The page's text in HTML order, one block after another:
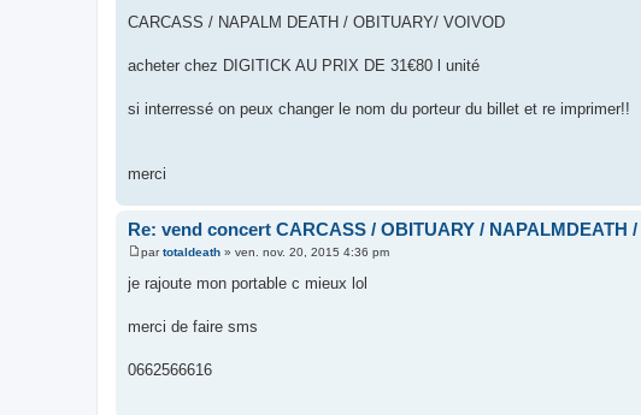
CARCASS / NAPALM DEATH / OBITUARY/ VOIVOD
acheter chez DIGITICK AU PRIX DE 31€80 l unité
si interressé on peux changer le nom du porteur du billet et re imprimer!!
merci
Re: vend concert CARCASS / OBITUARY / NAPALMDEATH
M
s
g
partotaldeath » ven. nov. 20, 2015 4:36 pm
je rajoute mon portable c mieux lol
merci de faire sms
0662566616